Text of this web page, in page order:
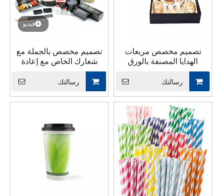
فيديو
تصميم مخصص بالجملة مع
شعارك الخاص مع إعادة
تدوير الوجبات الجاهزة.
رسالتك
تصميم مخصص مربعات
الهدايا المصنفة بالورق
رسالتك